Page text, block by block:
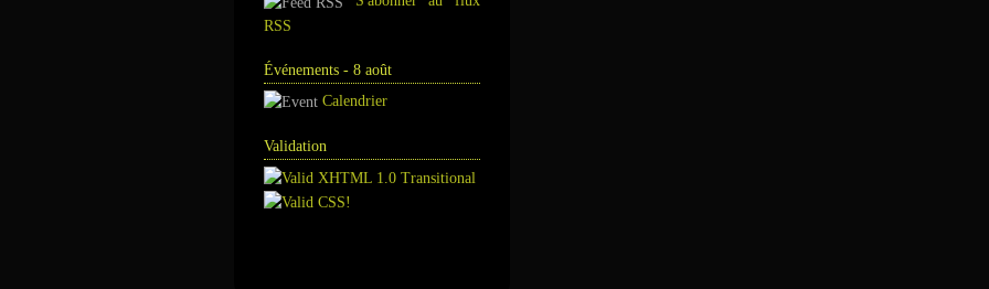
RSS
Événements - 8 août
Calendrier
Validation